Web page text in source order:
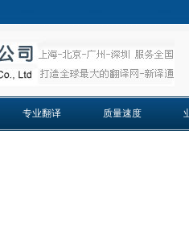
专业翻译 质量速度